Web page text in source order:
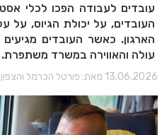
עובדים לעבודה הפכו לכלי
העובדים, על יכולת הגיוס, על
הארגון. כאשר העובדים מגיעים
עולה והאווירה במשרד משתפרת.
מאת: פורטל הכרמל והצפון